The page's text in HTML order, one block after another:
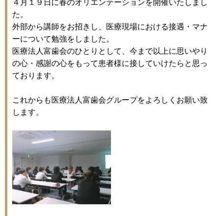
４月１９日に春のオリエンテーションを開催いたしまし
た。
外部から講師をお招きし、医療現場における接遇・マナ
ーについて勉強をしました。
医療法人富歯会のひとりとして、今まで以上に思いやり
の心・感謝の心をもって患者様に接していけたらと思っ
ております。
これからも医療法人富歯会グループをよろしくお願い致
します。